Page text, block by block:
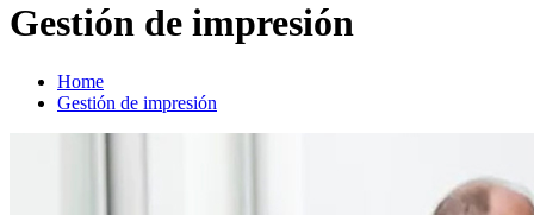
Gestión de impresión
Home
Gestión de impresión